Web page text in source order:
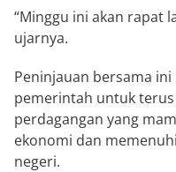
“Minggu ini akan rapat
ujarnya.
Peninjauan bersama
pemerintah untuk
perdagangan yang
ekonomi dan
negeri.